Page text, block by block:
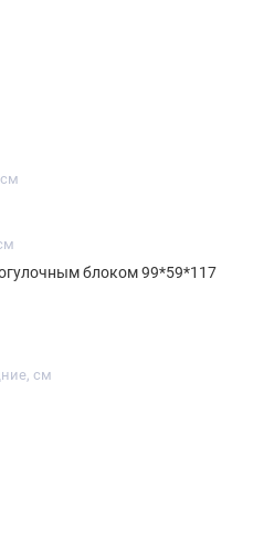
блоком 99*59*117
см